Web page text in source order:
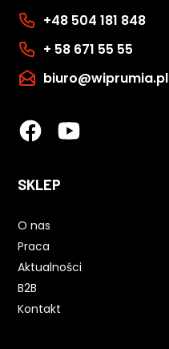
+48 504 181 848
+ 58 671 55 55
biuro@wiprumia.pl
SKLEP
O nas
Praca
Aktualności
B2B
Kontakt